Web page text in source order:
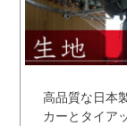
高品質な日本
カーとタイア